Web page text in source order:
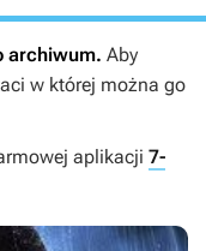
archiwum. Aby
w której można go
aplikacji 7-